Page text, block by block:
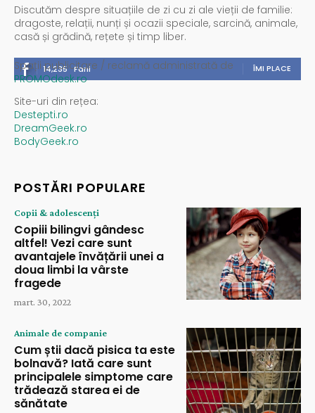
Discutăm despre situațiile de zi cu zi ale vieții de familie:
dragoste, relații, nunți și ocazii speciale, sarcină, animale,
casă și grădină, rețete și timp liber.
14,235 Fani ÎMI PLACE
Spații publicitare / reclamă administrată de
PROMOdesk.ro
Site-uri din rețea:
Destepti.ro
DreamGeek.ro
BodyGeek.ro
POSTĂRI POPULARE
Copii & adolescenți
Copiii bilingvi gândesc
altfel! Vezi care sunt
avantajele învățării unei a
doua limbi la vârste
fragede
mart. 30, 2022
Animale de companie
Cum știi dacă pisica ta este
bolnavă? Iată care sunt
principalele simptome care
trădează starea ei de
sănătate